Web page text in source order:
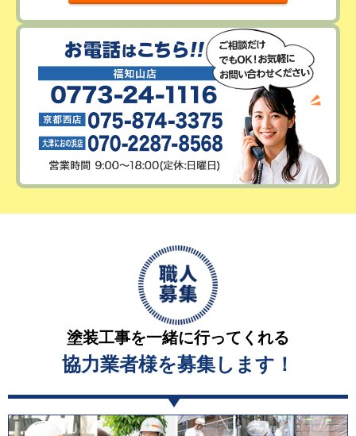
塗装工事を一緒に行ってくれる
協力業者様を募集します！